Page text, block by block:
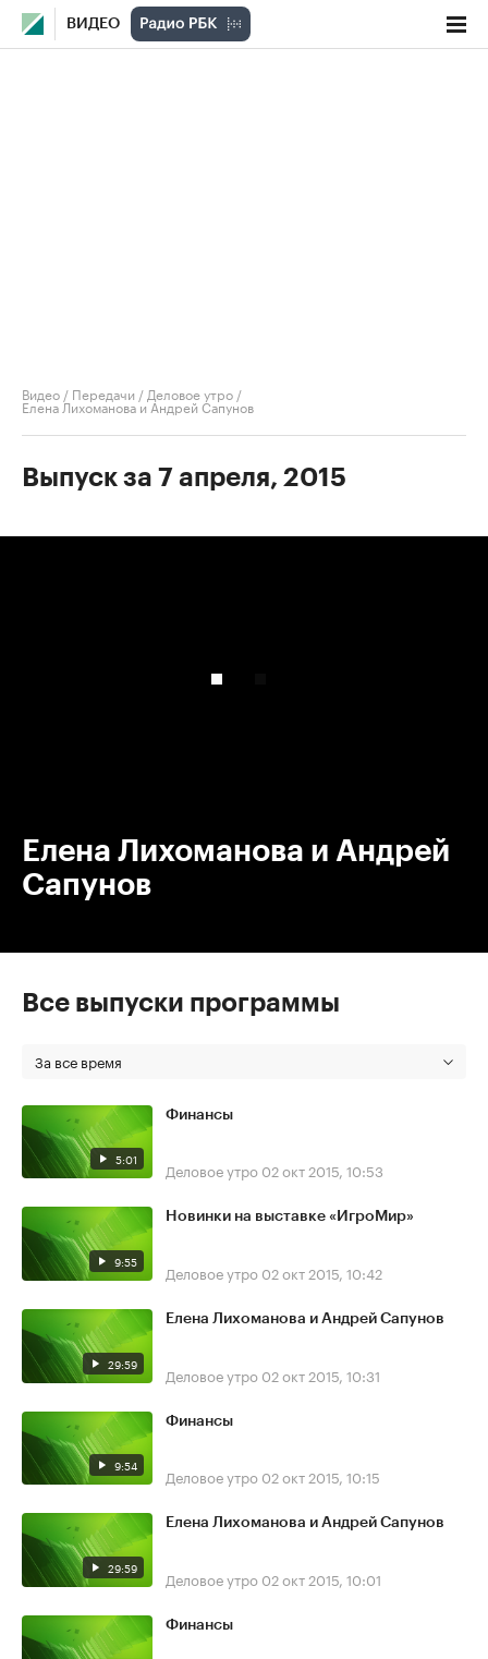
ВИДЕО
Видео / Передачи / Деловое утро /
Елена Лихоманова и Андрей Сапунов
Выпуск за 7 апреля, 2015
Елена Лихоманова и Андрей
Сапунов
Все выпуски программы
За все время
5:01
Финансы
Деловое утро 02 окт 2015, 10:53
9:55
Новинки на выставке «ИгроМир»
Деловое утро 02 окт 2015, 10:42
29:59
Елена Лихоманова и Андрей Сапунов
Деловое утро 02 окт 2015, 10:31
9:54
Финансы
Деловое утро 02 окт 2015, 10:15
29:59
Елена Лихоманова и Андрей Сапунов
Деловое утро 02 окт 2015, 10:01
Финансы